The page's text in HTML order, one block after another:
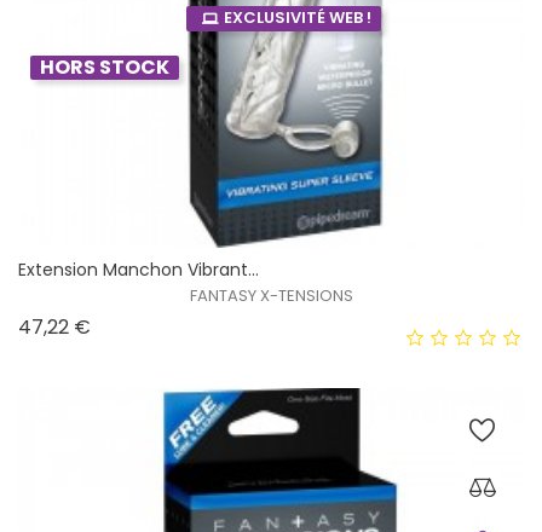
EXCLUSIVITÉ WEB !
HORS STOCK
Extension Manchon Vibrant...
FANTASY X-TENSIONS
47,22 €